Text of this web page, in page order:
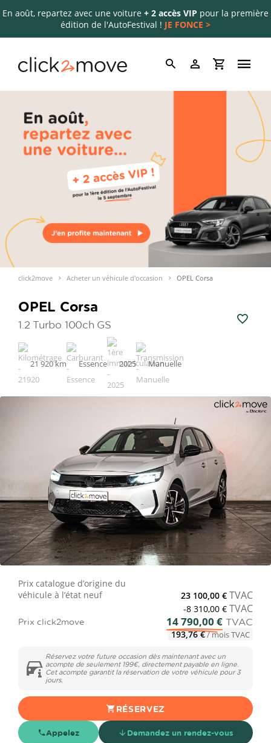
En août, repartez avec une voiture + 2 accès VIP pour la première
édition de l'AutoFestival ! JE FONCE >
click2move Acheter un véhicule d'occasion OPEL Corsa
OPEL Corsa
1.2 Turbo 100ch GS
21 920 km Essence 2025 Manuelle
Prix catalogue d’origine du
véhicule à l’état neuf
23 100,00 € TVAC
-8 310,00 € TVAC
Prix click2move 14 790,00 € TVAC
193,76 €/ mois TVAC
Réservez votre future occasion dès maintenant avec un
acompte de seulement 199€, directement payable en ligne.
Cet acompte garantit la réservation de votre véhicule pour 3
jours.
RÉSERVEZ
Appelez Demandez un rendez-vous